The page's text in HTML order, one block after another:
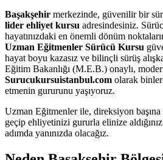
-
Şişli
En
İyi
Ehliyet
Özel
Direksiyon
Dersi
Başakşehir merkezinde, güvenilir bir
lider ehliyet kursu adresindesiniz.
hayatınızdaki en önemli dönüm
Uzman Eğitmenler Sürücü Kursu
hayat boyu kazasız ve bilinçli sürüş
Eğitim Bakanlığı (M.E.B.) onaylı,
Surucukursuistanbul.com olarak
etmenin gururunu yaşıyoruz.
Uzman Eğitmenler ile, direksiyon başına
geçip ehliyetinizi gururla elinize
adımda yanınızda olacağız.